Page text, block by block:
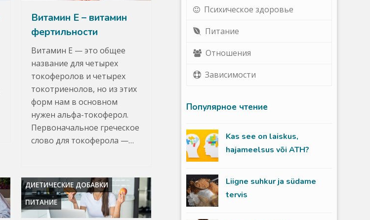
Витамин Е – витамин
фертильности
Витамин E — это общее
название для четырех
токоферолов и четырех
токотриенолов, но из этих
форм нам в основном
нужен альфа-токоферол.
Первоначальное греческое
слово для токоферола —…
ДИЕТИЧЕСКИЕ ДОБАВКИ
ПИТАНИЕ
Психическое здоровье
Питание
Отношения
Зависимости
Популярное чтение
Kas see on laiskus,
hajameelsus või ATH?
Liigne suhkur ja südame
tervis